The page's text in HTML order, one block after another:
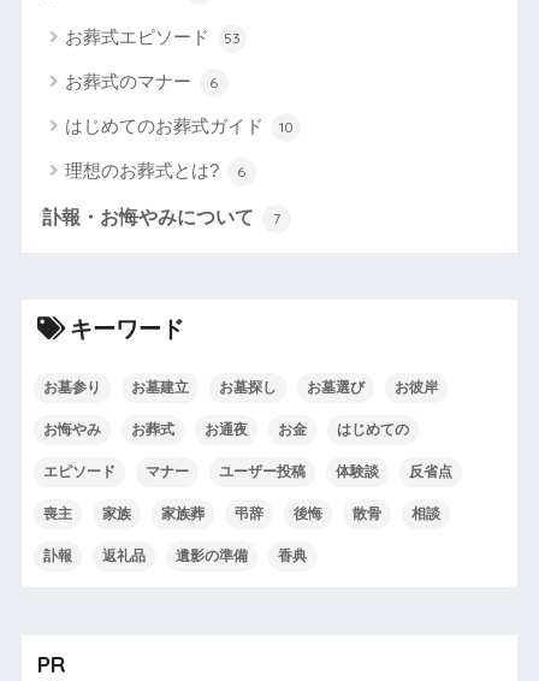
お葬式エピソード 53
お葬式のマナー 6
はじめてのお葬式ガイド 10
理想のお葬式とは? 6
訃報・お悔やみについて 7
キーワード
お墓参り お墓建立 お墓探し お墓選び お彼岸
お悔やみ お葬式 お通夜 お金 はじめての
エピソード マナー ユーザー投稿 体験談 反省点
喪主 家族 家族葬 弔辞 後悔 散骨 相談
訃報 返礼品 遺影の準備 香典
PR